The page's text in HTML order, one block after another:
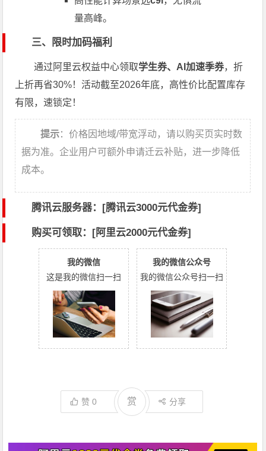
量高峰。
三、限时加码福利
通过阿里云权益中心领取学生券、AI加速季券，折
上折再省30%！活动截至2026年底，高性价比配置库存
有限，速锁定！
提示：价格因地域/带宽浮动，请以购买页实时数
据为准。企业用户可额外申请迁云补贴，进一步降低
成本。
腾讯云服务器：[腾讯云3000元代金券]
购买可领取：[阿里云2000元代金券]
我的微信
这是我的微信扫一扫
我的微信公众号
我的微信公众号扫一扫
赞0 赏 分享